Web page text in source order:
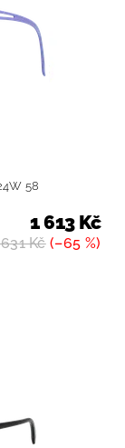
58
Kč(–65 %)
1 613 Kč